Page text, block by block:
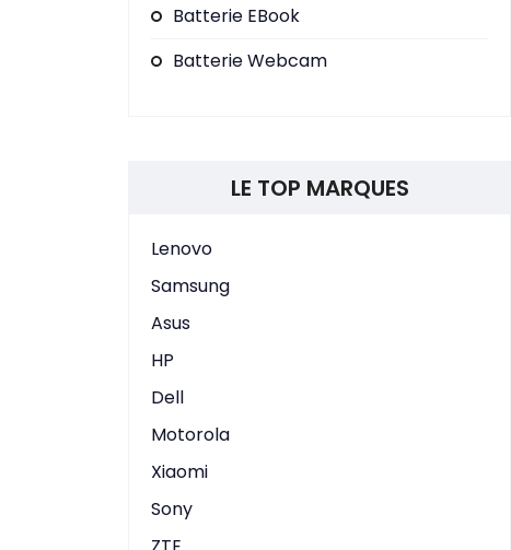
Batterie EBook
Batterie Webcam
LE TOP MARQUES
Lenovo
Samsung
Asus
HP
Dell
Motorola
Xiaomi
Sony